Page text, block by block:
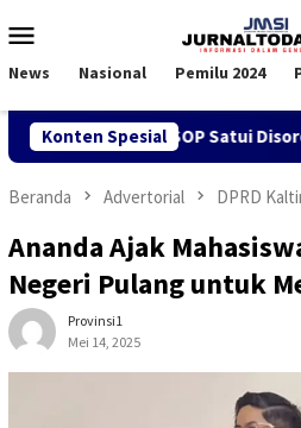
ke
Mobile
News Nasional Pemilu 2024
Konten Spesial
TKBM di KSOP Satui Disorot,
Beranda Advertorial DPRD
Ananda Ajak
Negeri Pulang untuk
Provinsi1
Mei 14, 2025